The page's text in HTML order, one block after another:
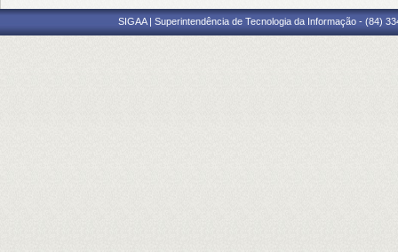
SIGAA | Superintendência de Tecnologia da Informação - (84)